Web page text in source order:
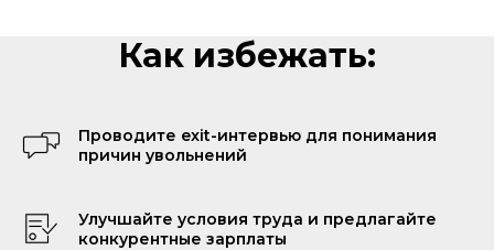
Как избежать:
Проводите exit-интервью для понимания
причин увольнений
Улучшайте условия труда и предлагайте
конкурентные зарплаты